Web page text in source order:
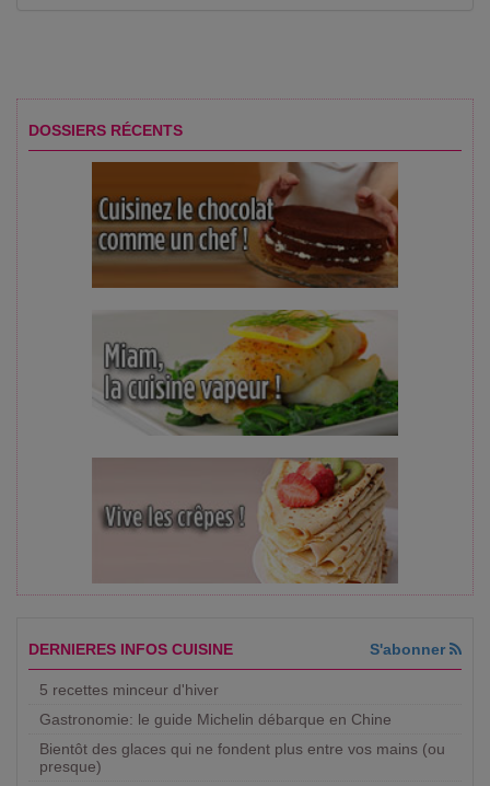
DOSSIERS RÉCENTS
DERNIERES INFOS CUISINE S'abonner
5 recettes minceur d'hiver
Gastronomie: le guide Michelin débarque en Chine
Bientôt des glaces qui ne fondent plus entre vos mains (ou
presque)